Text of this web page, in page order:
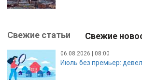
Свежие статьи Свежие
06.08.2026 | 08:00
Июль без премьер: